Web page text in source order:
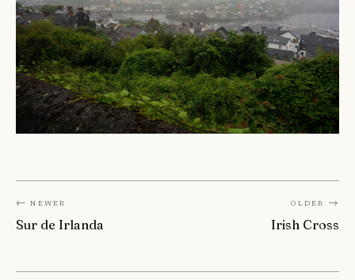
← Newer
Sur de Irlanda
Older →
Irish Cross